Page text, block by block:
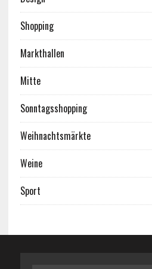
Shopping
Markthallen
Mitte
Sonntagsshopping
Weihnachtsmärkte
Weine
Sport